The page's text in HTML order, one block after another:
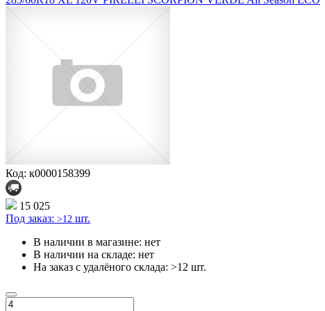
Код: к0000158399
15 025
Под заказ: >12 шт.
В наличии в магазине: нет
В наличии на складе: нет
На заказ с удалёного склада: >12 шт.